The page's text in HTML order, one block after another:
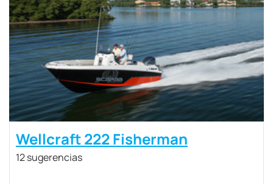
Wellcraft 222 Fisherman
12 sugerencias